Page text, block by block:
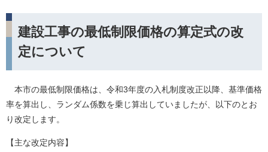
建設工事の最低制限価格の算定式の改
定について
本市の最低制限価格は、令和3年度の入札制度改正以降、基準価格
率を算出し、ランダム係数を乗じ算出していましたが、以下のとお
り改定します。
【主な改定内容】